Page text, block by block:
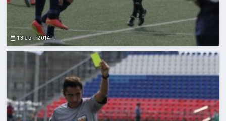
13 авг. 2014 г.